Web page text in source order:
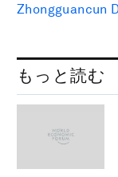
Zhongguancun
もっと読む